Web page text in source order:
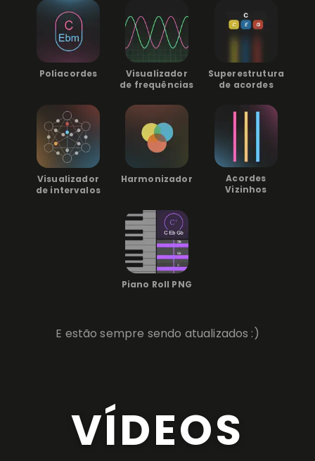
Poliacordes
Visualizador
de frequências
Superestrutura
de acordes
Visualizador
de intervalos
Harmonizador
Acordes
Vizinhos
Piano Roll PNG
E estão sempre sendo atualizados :)
VÍDEOS